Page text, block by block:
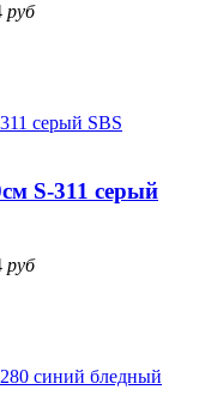
руб
S-311 серый
руб